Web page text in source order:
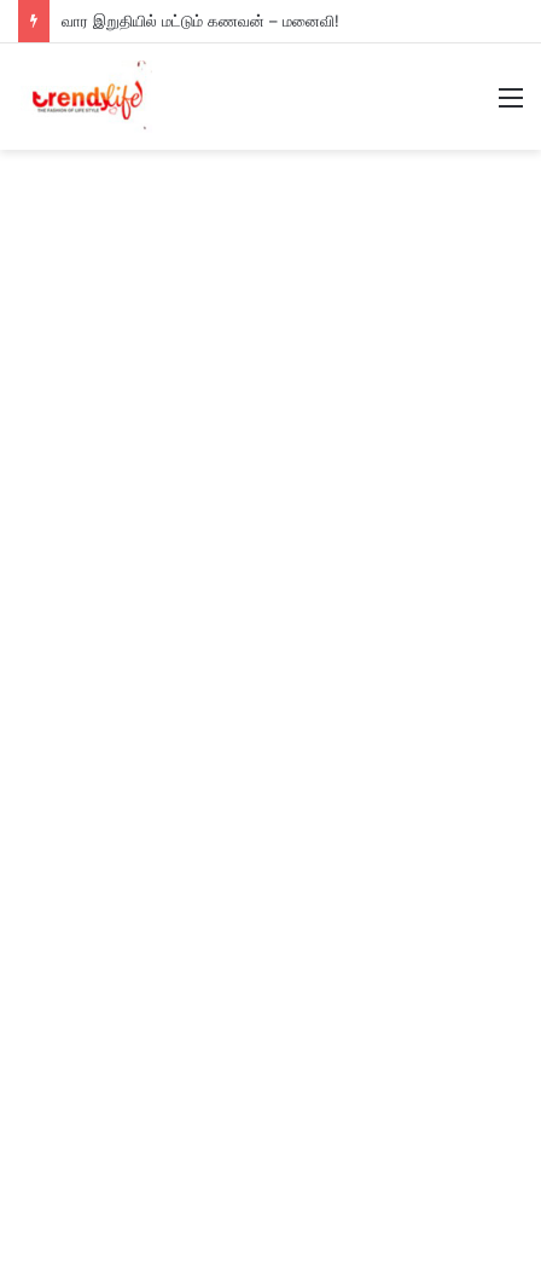
வார இறுதியில் மட்டும் கணவன் – மனைவி!